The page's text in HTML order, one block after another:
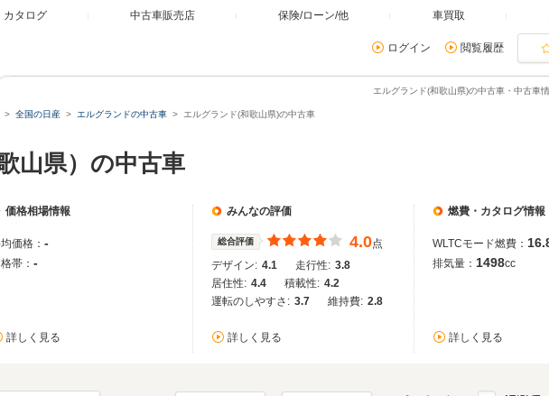
カタログ 中古車販売店 保険/ローン/他 車買取
ログイン 閲覧履歴
エルグランド(和歌山県)の中古車・中古車
全国の日産 エルグランドの中古車 エルグランド(和歌山県)の中古車
山県）の中古車
価格相場情報
価格： -
帯： -
詳しく見る
みんなの評価
総合評価 4.0点
デザイン: 4.1 走行性: 3.8
居住性: 4.4 積載性: 4.2
運転のしやすさ: 3.7 維持費: 2.8
詳しく見る
燃費・カタログ情報
WLTCモード燃費：
排気量： 1498cc
詳しく見る